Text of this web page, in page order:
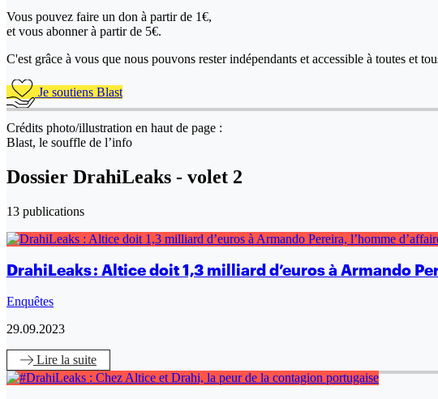
Vous pouvez faire un don à partir de 1€,
et vous abonner à partir de 5€.
C'est grâce à vous que nous pouvons rester indépendants et accessible à toutes et
Je soutiens Blast
Crédits photo/illustration en haut de page :
Blast, le souffle de l’info
Dossier DrahiLeaks - volet 2
13 publications
DrahiLeaks : Altice doit 1,3 milliard d’euros à Armando
Enquêtes
29.09.2023
Lire la suite